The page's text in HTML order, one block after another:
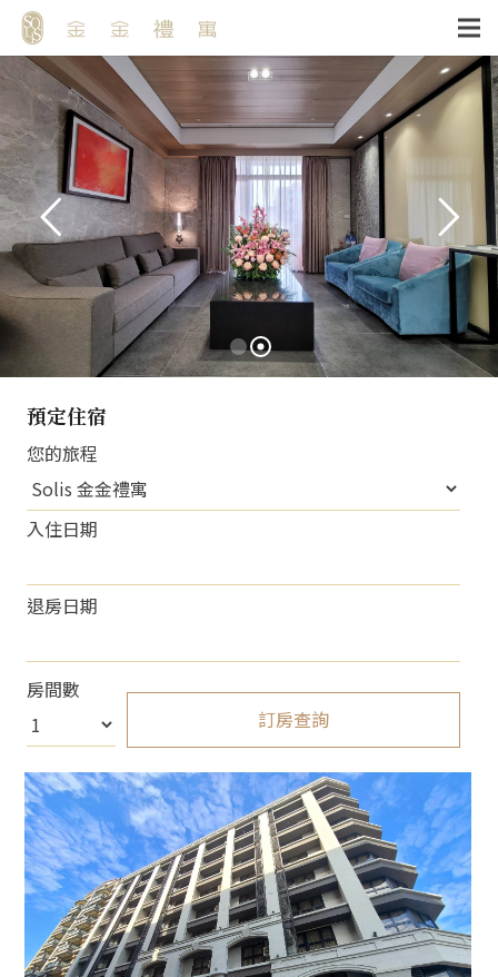
預定住宿
您的旅程
入住日期
退房日期
房間數
訂房查詢
About